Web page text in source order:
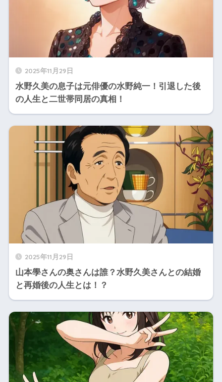
2025年11月29日
水野久美の息子は元俳優の水野純一！引退した後
の人生と二世帯同居の真相！
2025年11月29日
山本學さんの奥さんは誰？水野久美さんとの結婚
と再婚後の人生とは！？